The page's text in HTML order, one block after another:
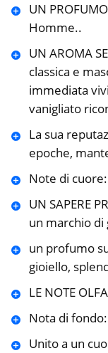
UN
Homme..
UN AROMA
classica e
immediata
vanigliato
La sua
epoche,
Note di
UN SAPERE
un marchio
un profumo
gioiello,
LE NOTE
Nota di
Unito a un